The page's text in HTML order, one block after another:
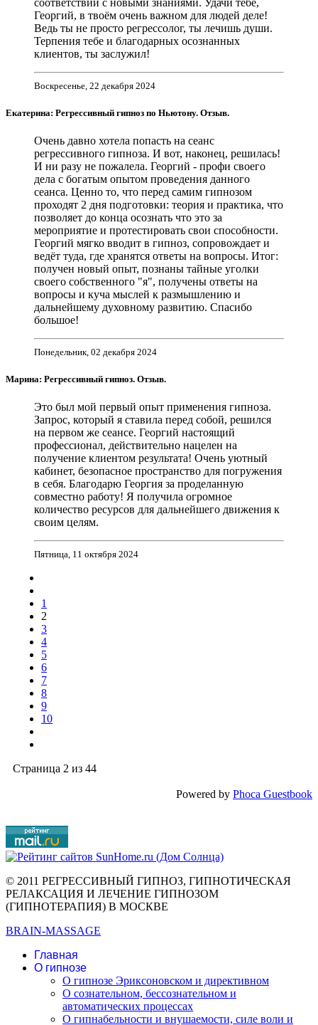
Георгий, в твоём очень важном для людей деле!
Ведь ты не просто регрессолог, ты лечишь души.
Терпения тебе и благодарных осознанных
клиентов, ты заслужил!
Воскресенье, 22 декабря 2024
Екатерина: Регрессивный гипноз по Ньютону. Отзыв.
Очень давно хотела попасть на сеанс
регрессивного гипноза. И вот, наконец, решилась!
И ни разу не пожалела. Георгий - профи своего
дела с богатым опытом проведения данного
сеанса. Ценно то, что перед самим гипнозом
проходят 2 дня подготовки: теория и практика, что
позволяет до конца осознать что это за
мероприятие и протестировать свои способности.
Георгий мягко вводит в гипноз, сопровождает и
ведёт туда, где хранятся ответы на вопросы. Итог:
получен новый опыт, познаны тайные уголки
своего собственного "я", получены ответы на
вопросы и куча мыслей к размышлению и
дальнейшему духовному развитию. Спасибо
большое!
Понедельник, 02 декабря 2024
Марина: Регрессивный гипноз. Отзыв.
Это был мой первый опыт применения гипноза.
Запрос, который я ставила перед собой, решился
на первом же сеансе. Георгий настоящий
профессионал, действительно нацелен на
получение клиентом результата! Очень уютный
кабинет, безопасное пространство для погружения
в себя. Благодарю Георгия за проделанную
совместно работу! Я получила огромное
количество ресурсов для дальнейшего движения к
своим целям.
Пятница, 11 октября 2024
1
2
3
4
5
6
7
8
9
10
Страница 2 из 44
Powered by Phoca Guestbook
© 2011 РЕГРЕССИВНЫЙ ГИПНОЗ, ГИПНОТИЧЕСКАЯ
РЕЛАКСАЦИЯ И ЛЕЧЕНИЕ ГИПНОЗОМ
(ГИПНОТЕРАПИЯ) В МОСКВЕ
BRAIN-MASSAGE
Главная
О гипнозе
О гипнозе Эриксоновском и директивном
О сознательном, бессознательном и
автоматических процессах
О гипнабельности и внушаемости, силе воли и